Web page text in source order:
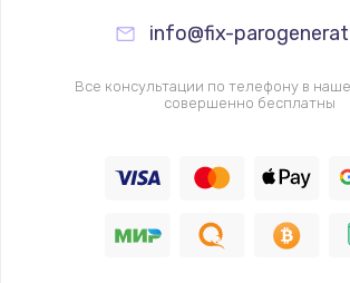
Замена
700 руб.
Заказать
2500 руб.
info@fix-
Все консультации по телефону в
совершенно бесплатны